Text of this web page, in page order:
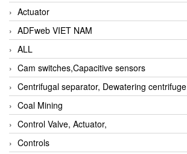
Actuator
ADFweb VIET NAM
ALL
Cam switches,Capacitive sensors
Centrifugal separator, Dewatering centrifuge
Coal Mining
Control Valve, Actuator,
Controls